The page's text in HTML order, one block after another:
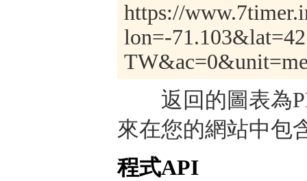
https://
lon=-
返回的圖表為
來在您的網站中包
程式API